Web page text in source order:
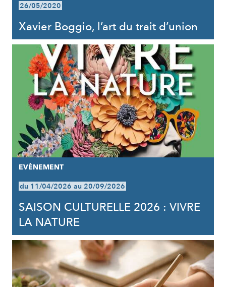
26/05/2020
Xavier Boggio, l’art du trait d’union
EVÈNEMENT
du 11/04/2026 au 20/09/2026
SAISON CULTURELLE 2026 : VIVRE
LA NATURE